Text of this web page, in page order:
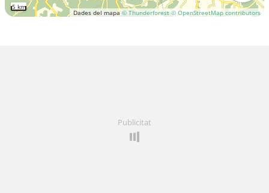
Dades del mapa© Thunderforest © OpenStreetMap contributors
5 km
Publicitat